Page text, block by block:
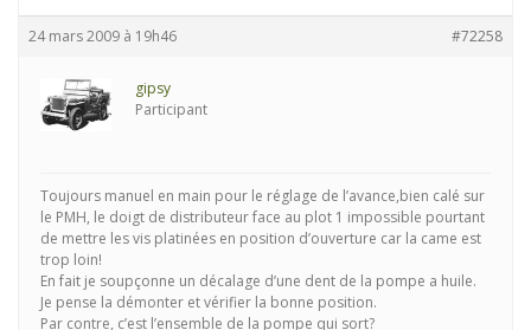
24 mars 2009 à 19h46 #72258
gipsy
Participant
Toujours manuel en main pour le réglage de l’avance,bien calé sur
le PMH, le doigt de distributeur face au plot 1 impossible pourtant
de mettre les vis platinées en position d’ouverture car la came est
trop loin!
En fait je soupçonne un décalage d’une dent de la pompe a huile.
Je pense la démonter et vérifier la bonne position.
Par contre, c’est l’ensemble de la pompe qui sort?